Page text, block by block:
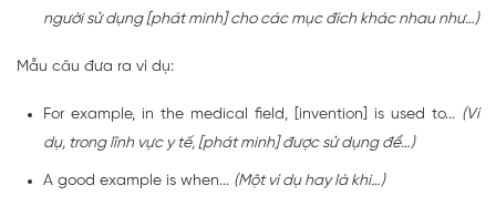
người sử dụng [phát minh] cho các mục đích khác nhau như…)
Mẫu câu đưa ra ví dụ:
For example, in the medical field, [invention] is used to... (Ví
dụ, trong lĩnh vực y tế, [phát minh] được sử dụng để…)
A good example is when... (Một ví dụ hay là khi…)